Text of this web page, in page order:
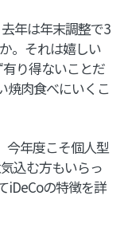
年は年末調整で3
。それは嬉しい
り得ないことだ
焼肉食べにいくこ
今年度こそ個人型
込む方もいらっ
iDeCoの特徴を詳